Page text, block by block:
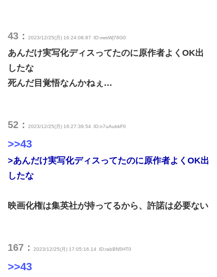
43： 2023/12/25(月) 16:24:08.87 ID:vwsWj78G0
あんだけ実写化ディスってたのに原作者よくOK出
したな
死んだ目覚悟なんかねぇ…
52： 2023/12/25(月) 16:27:39.54 ID:n7uAubkF0
>>43
>あんだけ実写化ディスってたのに原作者よくOK出
したな
映画化権は集英社が持ってるから、許諾は必要ない
167： 2023/12/25(月) 17:05:16.14 ID:rabBN5HT0
>>43